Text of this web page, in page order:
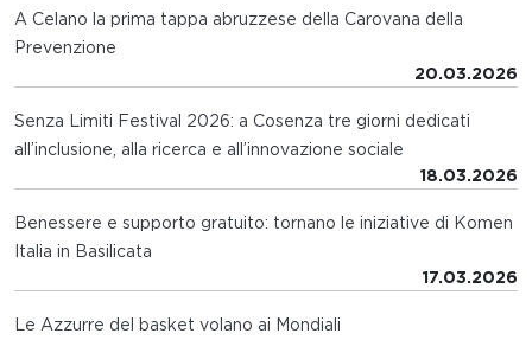
A Celano la prima tappa abruzzese della Carovana della
Prevenzione
20.03.2026
Senza Limiti Festival 2026: a Cosenza tre giorni dedicati
all’inclusione, alla ricerca e all’innovazione sociale
18.03.2026
Benessere e supporto gratuito: tornano le iniziative di Komen
Italia in Basilicata
17.03.2026
Le Azzurre del basket volano ai Mondiali